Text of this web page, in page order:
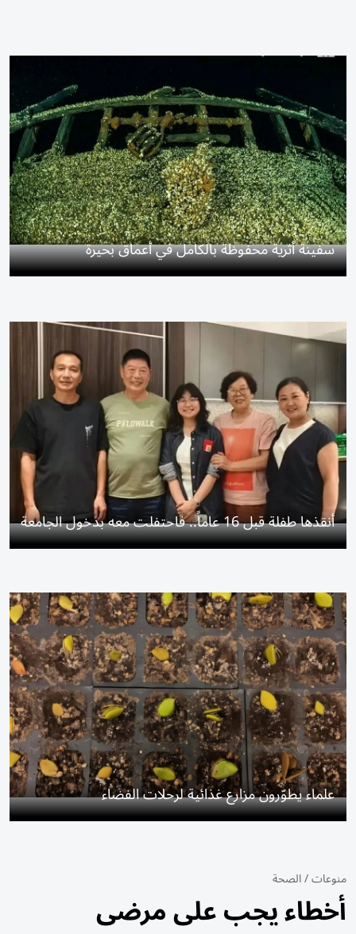
سفينة أثرية محفوظة بالكامل في أعماق بحيرة
أنقذها طفلة قبل 16 عاماً.. فاحتفلت معه بدخول الجامعة
علماء يطوّرون مزارع غذائية لرحلات الفضاء
منوعات/الصحة
أخطاء يجب على مرضى